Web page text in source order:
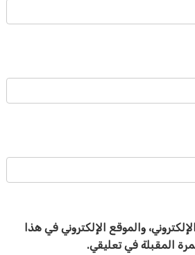
والموقع الإلكتروني في هذا
المقبلة في تعليقي.